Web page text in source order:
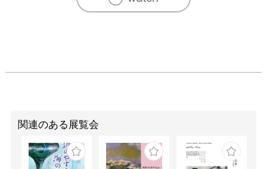
関連のある展覧会